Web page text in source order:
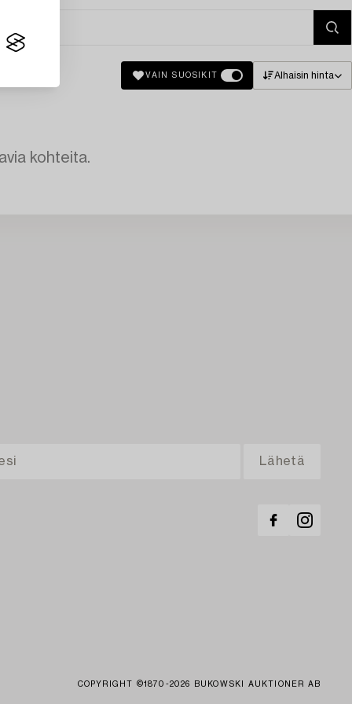
VAIN SUOSIKIT Alhaisin hinta
kohteita.
COPYRIGHT ©1870-2026 BUKOWSKI AUKTIONER AB